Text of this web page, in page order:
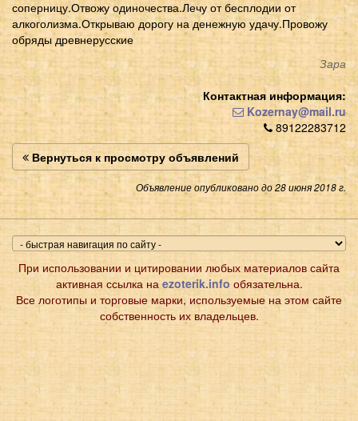
соперницу.Отвожу одиночества.Лечу от бесплодии от
алкоголизма.Открываю дорогу на денежную удачу.Провожу
обряды древнерусские
Зара
Контактная информация:
Kozernay@mail.ru
89122283712
Вернуться к просмотру объявлений
Объявление опубликовано до 28 июня 2018 г.
При использовании и цитировании любых материалов сайта
активная ссылка на ezoterik.info обязательна.
Все логотипы и торговые марки, используемые на этом сайте
собственность их владельцев.